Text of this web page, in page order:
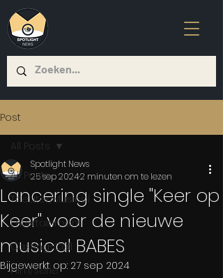
Post
All Posts
Theater/Musical
Entertainment
Casting-Call
Film/Serie
All Posts
Lancering single "Keer op
Keer" voor de nieuwe
musical BABES
Spotlight News
25 sep 20242 minuten om te lezen
Bijgewerkt op: 27 sep 2024